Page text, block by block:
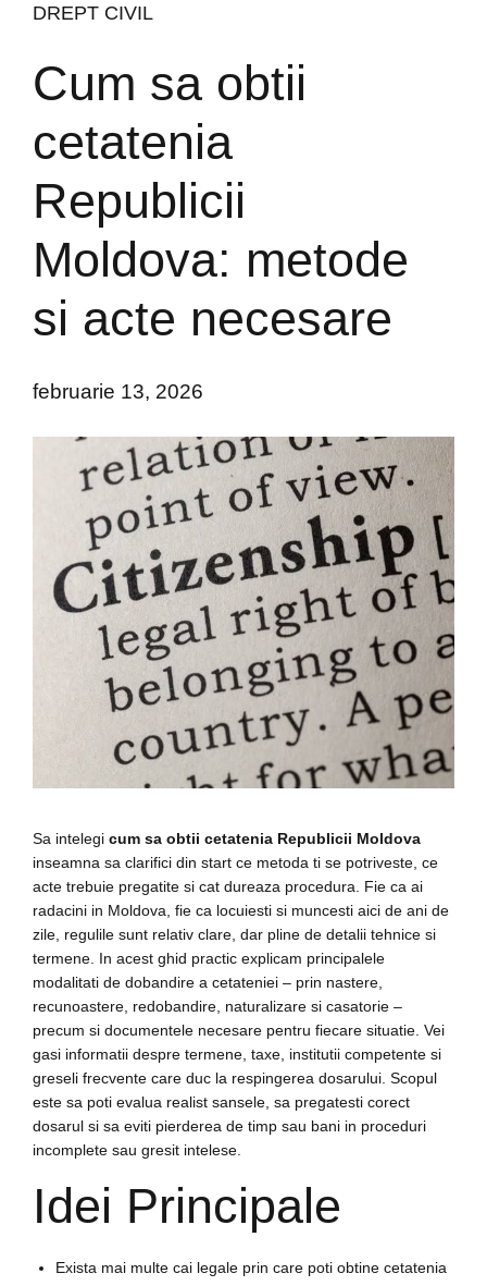
DREPT CIVIL
Cum sa obtii
cetatenia
Republicii
Moldova: metode
si acte necesare
februarie 13, 2026
Sa intelegi cum sa obtii cetatenia Republicii Moldova
inseamna sa clarifici din start ce metoda ti se potriveste, ce
acte trebuie pregatite si cat dureaza procedura. Fie ca ai
radacini in Moldova, fie ca locuiesti si muncesti aici de ani de
zile, regulile sunt relativ clare, dar pline de detalii tehnice si
termene. In acest ghid practic explicam principalele
modalitati de dobandire a cetateniei – prin nastere,
recunoastere, redobandire, naturalizare si casatorie –
precum si documentele necesare pentru fiecare situatie. Vei
gasi informatii despre termene, taxe, institutii competente si
greseli frecvente care duc la respingerea dosarului. Scopul
este sa poti evalua realist sansele, sa pregatesti corect
dosarul si sa eviti pierderea de timp sau bani in proceduri
incomplete sau gresit intelese.
Idei Principale
Exista mai multe cai legale prin care poti obtine cetatenia